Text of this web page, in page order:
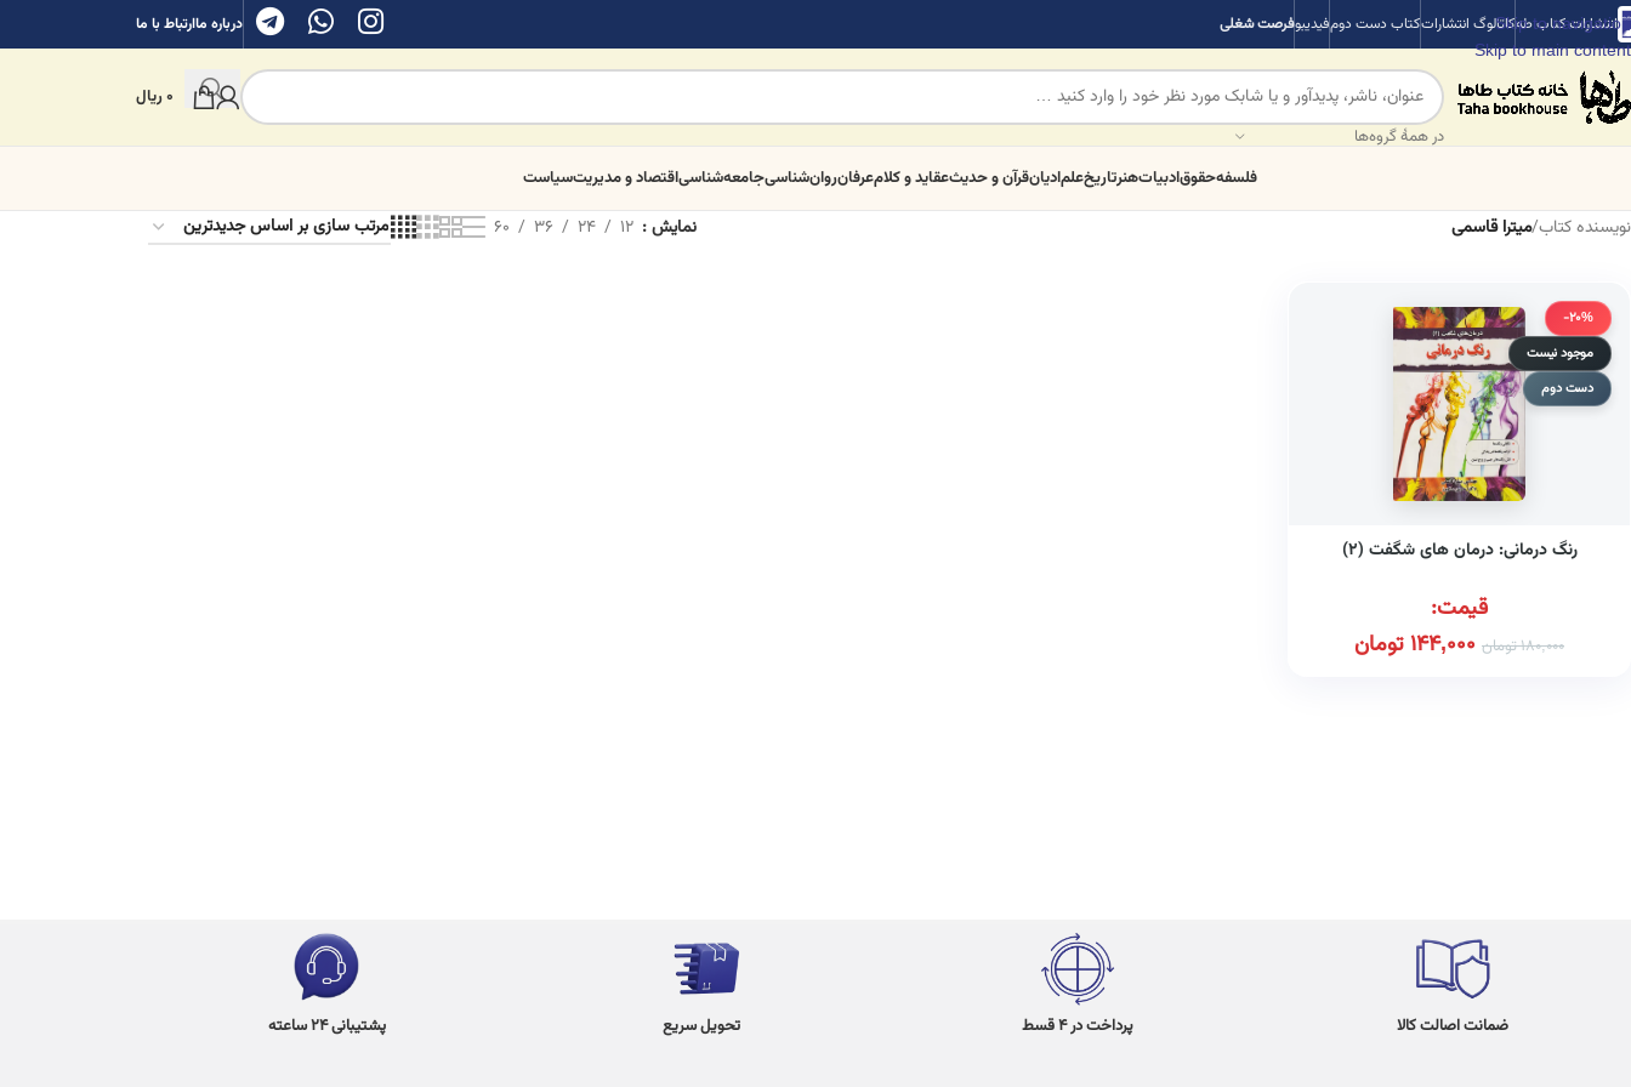
Skip to navigation
Skip to main content
انتشارات کتاب طهکاتالوگ انتشاراتکتاب دست دومفیدیبوفرصت شغلی درباره ماارتباط با ما
در همهٔ گروه‌ها
0ریال
فلسفهحقوقادبیاتهنرتاریخعلمادیانقرآن و حدیثعقاید و کلامعرفانروان‌شناسیجامعه‌شناسیاقتصاد و مدیریتسیاست
نویسنده کتاب/میترا قاسمی نمایش 12
24
36
60
-20%
موجود نیست
دست دوم
رنگ درمانی: درمان های شگفت (۲)
قیمت:
180,000تومان 144,000تومان
ضمانت اصالت کالا پرداخت در 4 قسط تحویل سریع پشتیبانی 24 ساعته